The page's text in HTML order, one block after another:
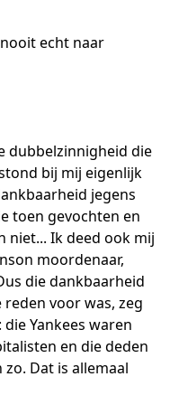
echt naar
dubbelzinnigheid die
bij mij eigenlijk
jegens
toen gevochten en
niet... Ik deed ook mij
moordenaar,
die dankbaarheid
voor was, zeg
Yankees waren
en die deden
Dat is allemaal